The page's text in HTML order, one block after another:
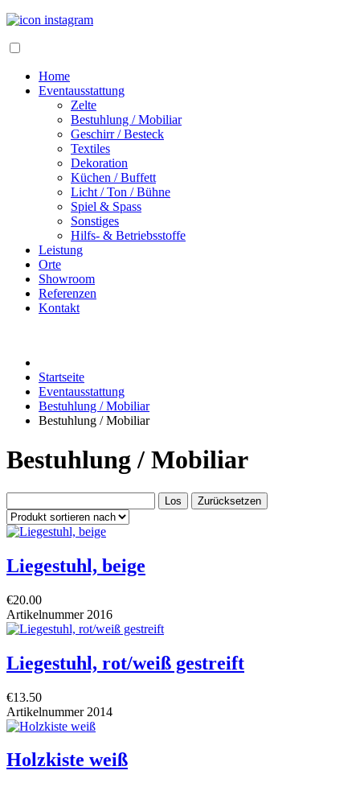
Home
Eventausstattung
Zelte
Bestuhlung / Mobiliar
Geschirr / Besteck
Textiles
Dekoration
Küchen / Buffett
Licht / Ton / Bühne
Spiel & Spass
Sonstiges
Hilfs- & Betriebsstoffe
Leistung
Orte
Showroom
Referenzen
Kontakt
Startseite
Eventausstattung
Bestuhlung / Mobiliar
Bestuhlung / Mobiliar
Bestuhlung / Mobiliar
Liegestuhl, beige
€20.00
Artikelnummer 2016
Liegestuhl, rot/weiß gestreift
€13.50
Artikelnummer 2014
Holzkiste weiß